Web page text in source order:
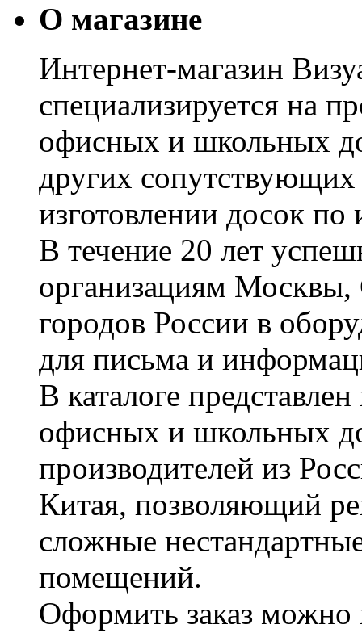
О магазине
Интернет-магазин
специализируется на
офисных и школьных
других сопутствующих
изготовлении досок по
В течение 20 лет
организациям Москвы,
городов России в
для письма и
В каталоге
офисных и школьных
производителей из
Китая, позволяющий
сложные
помещений.
Оформить заказ можно